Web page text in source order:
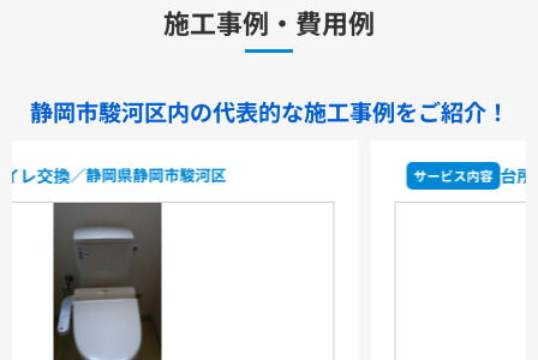
TKS05321Z TKS05305JA TKS05305ZA
TKS05301J TKS05311J TKS05310J
洗面化粧台用水栓金具
TLN32TEFRZ
TLHG31AEFR TLHG31AEFZ
TLHG30EGZ
TLS05301J TLS05301Z TLG05301J
TLG05301Z
TLC32ER TLC32ERZ
洗濯機用水栓金具
TW11R TW11RF
施工事例・費用例
静岡市駿河区内の代表的な施工事例をご紹介！
サービス内容 台所蛇口交換